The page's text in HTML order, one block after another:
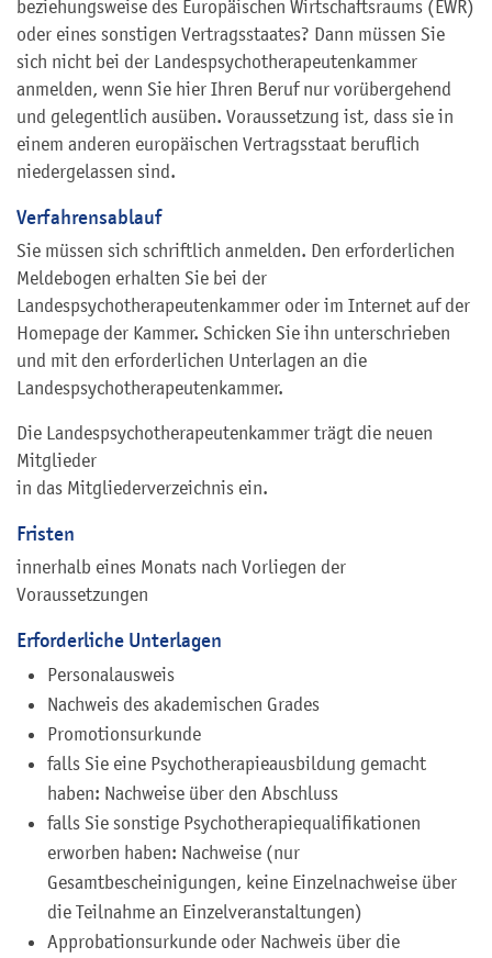
beziehungsweise des Europäischen Wirtschaftsraums (EWR)
oder eines sonstigen Vertragsstaates? Dann müssen Sie
sich nicht bei der Landespsychotherapeutenkammer
anmelden, wenn Sie hier Ihren Beruf nur vorübergehend
und gelegentlich ausüben. Voraussetzung ist, dass sie in
einem anderen europäischen Vertragsstaat beruflich
niedergelassen sind.
Verfahrensablauf
Sie müssen sich schriftlich anmelden. Den erforderlichen
Meldebogen erhalten Sie bei der
Landespsychotherapeutenkammer oder im Internet auf der
Homepage der Kammer. Schicken Sie ihn unterschrieben
und mit den erforderlichen Unterlagen an die
Landespsychotherapeutenkammer.
Die Landespsychotherapeutenkammer trägt die neuen
Mitglieder
in das Mitgliederverzeichnis ein.
Fristen
innerhalb eines Monats nach Vorliegen der
Voraussetzungen
Erforderliche Unterlagen
Personalausweis
Nachweis des akademischen Grades
Promotionsurkunde
falls Sie eine Psychotherapieausbildung gemacht
haben: Nachweise über den Abschluss
falls Sie sonstige Psychotherapiequalifikationen
erworben haben: Nachweise (nur
Gesamtbescheinigungen, keine Einzelnachweise über
die Teilnahme an Einzelveranstaltungen)
Approbationsurkunde oder Nachweis über die